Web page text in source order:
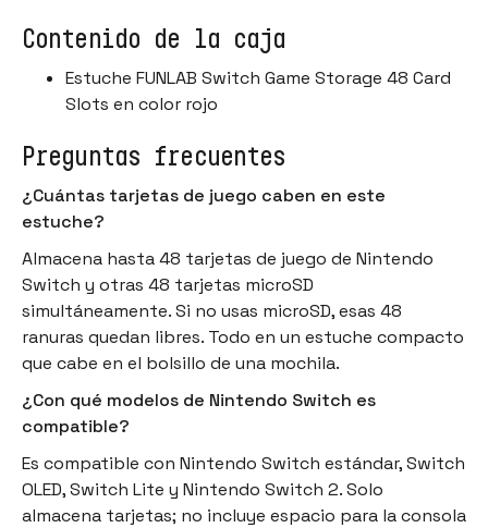
Contenido de la caja
Estuche FUNLAB Switch Game Storage 48 Card
Slots en color rojo
Preguntas frecuentes
¿Cuántas tarjetas de juego caben en este
estuche?
Almacena hasta 48 tarjetas de juego de Nintendo
Switch y otras 48 tarjetas microSD
simultáneamente. Si no usas microSD, esas 48
ranuras quedan libres. Todo en un estuche compacto
que cabe en el bolsillo de una mochila.
¿Con qué modelos de Nintendo Switch es
compatible?
Es compatible con Nintendo Switch estándar, Switch
OLED, Switch Lite y Nintendo Switch 2. Solo
almacena tarjetas; no incluye espacio para la consola